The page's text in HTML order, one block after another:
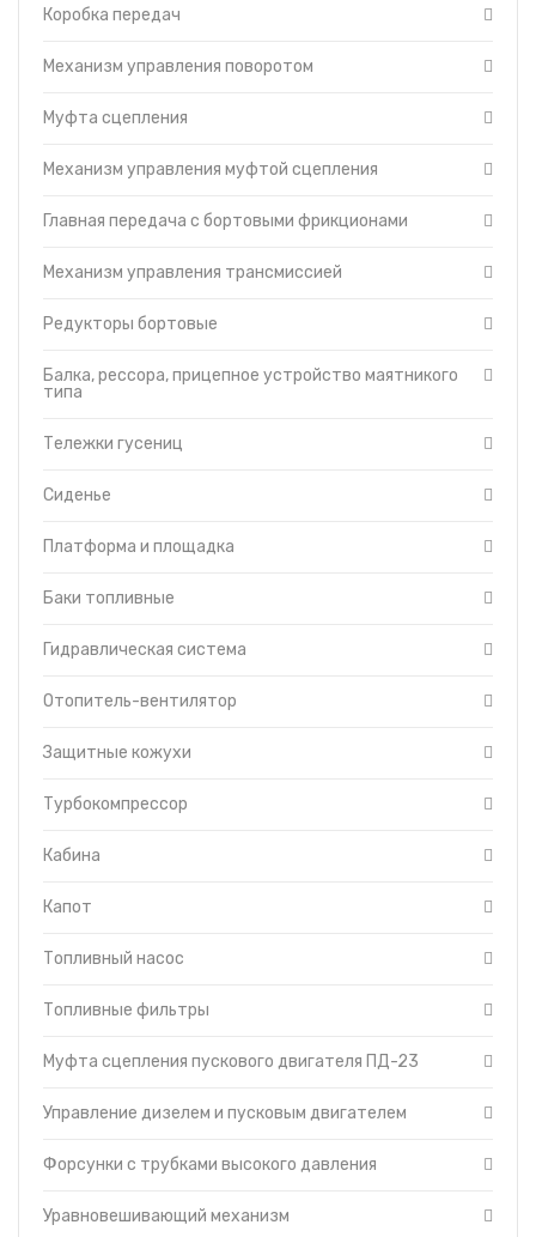
Гидравлическая система
Защитные кожухи
Кабина
Топливный насос
Топливные фильтры
Управление дизелем и пусковым двигателем
Головка цилиндров двигателя
Гусеница
Редуктор пускового двигателя
Тормоза
Уравновешивающий механизм
Форсунки с трубками высокого давления
Коробка передач
Механизм управления поворотом
Муфта сцепления
Механизм управления муфтой сцепления
Главная передача с бортовыми фрикционами
Механизм управления трансмиссией
Редукторы бортовые
Балка, рессора, прицепное устройство маятникого
типа
Тележки гусениц
Сиденье
Платформа и площадка
Баки топливные
Гидравлическая система
Отопитель-вентилятор
Защитные кожухи
Турбокомпрессор
Кабина
Капот
Топливный насос
Топливные фильтры
Муфта сцепления пускового двигателя ПД-23
Управление дизелем и пусковым двигателем
Форсунки с трубками высокого давления
Уравновешивающий механизм